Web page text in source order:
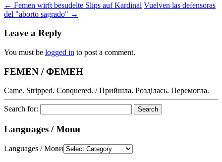
← Femen wirft besudelte Slips auf Kardinal Vuelven las defensoras
del "aborto sagrado" →
Leave a Reply
You must be logged in to post a comment.
FEMEN / ФЕМЕН
Came. Stripped. Conquered. / Прийшла. Розділась. Перемогла.
Search for:
Languages / Мови
Languages / Мови